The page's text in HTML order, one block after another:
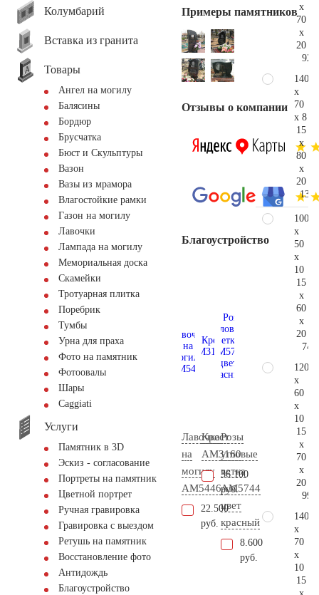
Колумбарий
Вставка из гранита
Товары
Ангел на могилу
Балясины
Бордюр
Брусчатка
Бюст и Скульптуры
Вазон
Вазы из мрамора
Влагостойкие рамки
Газон на могилу
Лавочки
Лампада на могилу
Мемориальная доска
Скамейки
Тротуарная плитка
Поребрик
Тумбы
Урна для праха
Фото на памятник
Фотоовалы
Шары
Сaggiati
Услуги
Памятник в 3D
Эскиз - согласование
Портреты на памятник
Цветной портрет
Ручная гравировка
Гравировка с выездом
Ретушь на памятник
Восстановление фото
Антидождь
Благоустройство
Примеры памятников
Отзывы о компании
Благоустройство
Лавочка
на
могилу
AM5446
22.500
руб.
Крест
AM3160
36.100
руб.
Розы
угловые
ветка
AM5744
цвет
красный
8.600
руб.
x
70
x
20
140
x
70
x 8
15
x
80
x
20
100
x
50
x
10
15
x
60
x
20
120
x
60
x
10
15
x
70
x
20
140
x
70
x
10
15